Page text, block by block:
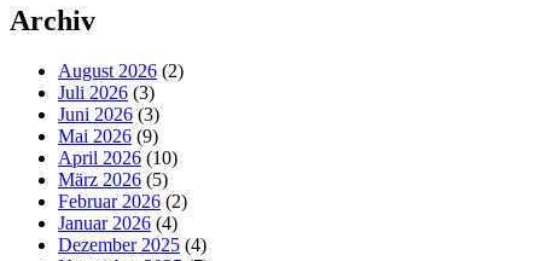
Archiv
August 2026 (2)
Juli 2026 (3)
Juni 2026 (3)
Mai 2026 (9)
April 2026 (10)
März 2026 (5)
Februar 2026 (2)
Januar 2026 (4)
Dezember 2025 (4)